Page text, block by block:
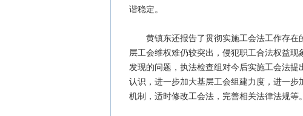
谐稳定。
黄镇东还报告了贯彻实施工会法工作存在
层工会维权难仍较突出，侵犯职工合法权益
发现的问题，执法检查组对今后实施工会法
认识，进一步加大基层工会组建力度，进一
机制，适时修改工会法，完善相关法律法规等。